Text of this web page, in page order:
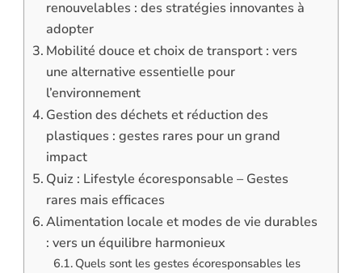
renouvelables : des stratégies innovantes à
adopter
Mobilité douce et choix de transport : vers
une alternative essentielle pour
l’environnement
Gestion des déchets et réduction des
plastiques : gestes rares pour un grand
impact
Quiz : Lifestyle écoresponsable – Gestes
rares mais efficaces
Alimentation locale et modes de vie durables
: vers un équilibre harmonieux
Quels sont les gestes écoresponsables les